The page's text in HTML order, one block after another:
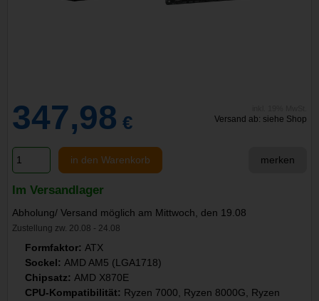
347,98 € Versand ab: siehe Shop
in den Warenkorb merken
Im Versandlager
Abholung/ Versand möglich am Mittwoch, den 19.08
Zustellung zw. 20.08 - 24.08
Formfaktor: ATX
Sockel: AMD AM5 (LGA1718)
Chipsatz: AMD X870E
CPU-Kompatibilität: Ryzen 7000, Ryzen 8000G, Ryzen